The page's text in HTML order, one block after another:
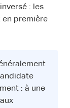
: les
première
: à une